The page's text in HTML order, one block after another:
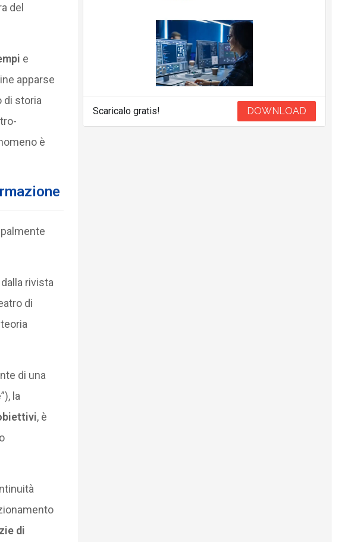
del
e
apparse
di storia
è
rivista
di
di una
la
, è
di
Scaricalo gratis! DOWNLOAD